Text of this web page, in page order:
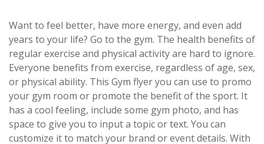
Want to feel better, have more energy, and even add
years to your life? Go to the gym. The health benefits of
regular exercise and physical activity are hard to ignore.
Everyone benefits from exercise, regardless of age, sex,
or physical ability. This Gym flyer you can use to promo
your gym room or promote the benefit of the sport. It
has a cool feeling, include some gym photo, and has
space to give you to input a topic or text. You can
customize it to match your brand or event details. With